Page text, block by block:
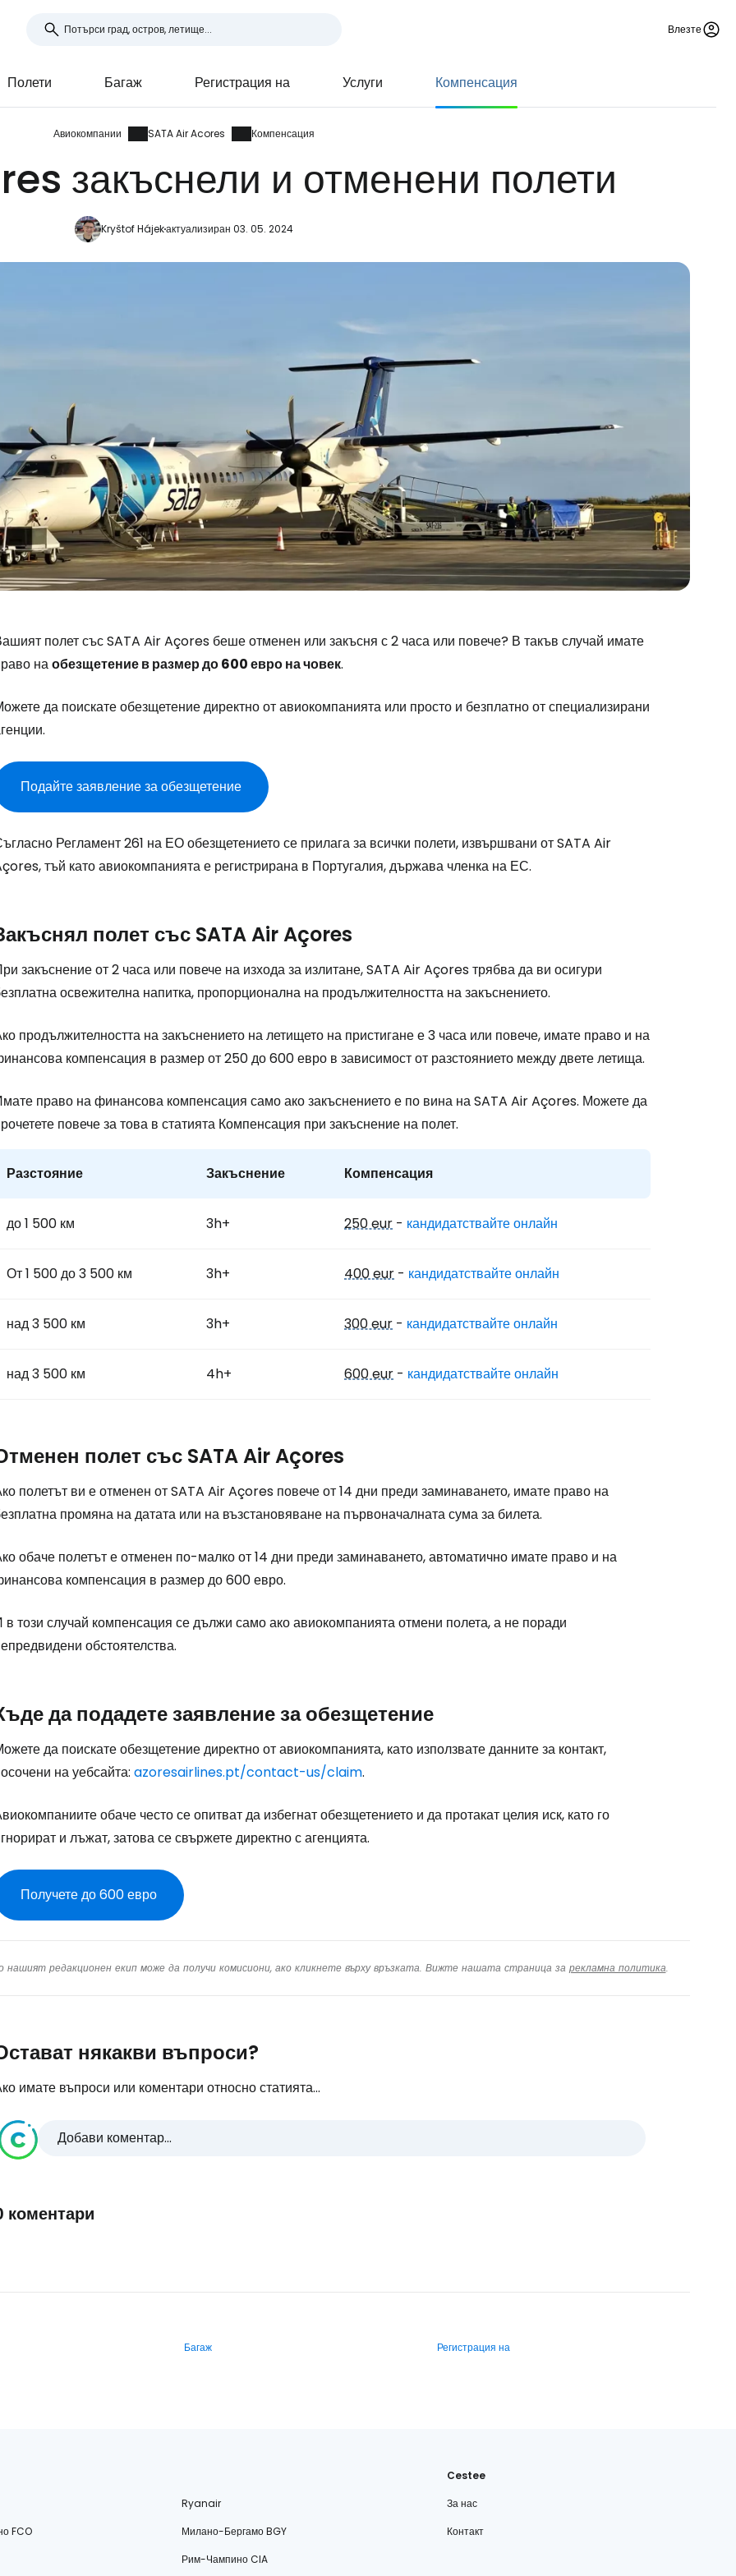
Влезте
Полети Багаж Регистрация на Услуги Компенсация
Авиокомпании SATA Air Acores Компенсация
закъснели и отменени полети
Kryštof Hájekактуализиран 03. 05. 2024
полет със SATA Air Açores беше отменен или закъсня с 2 часа или повече? В такъв случай имате
наобезщетение в размер до 600 евро на човек.
да поискате обезщетение директно от авиокомпанията или просто и безплатно от специализирани
Подайте заявление за обезщетение
Регламент 261 на ЕО обезщетението се прилага за всички полети, извършвани от SATA Air
тъй като авиокомпанията е регистрирана в Португалия, държава членка на ЕС.
полет със SATA Air Açores
закъснение от 2 часа или повече на изхода за излитане, SATA Air Açores трябва да ви осигури
освежителна напитка, пропорционална на продължителността на закъснението.
продължителността на закъснението на летището на пристигане е 3 часа или повече, имате право и на
компенсация в размер от 250 до 600 евро в зависимост от разстоянието между двете летища.
право на финансова компенсация само ако закъснението е по вина на SATA Air Açores. Можете да
повече за това в статията Компенсация при закъснение на полет.
Разстояние Закъснение Компенсация
до 1 500 км 3h+ 250 eur - кандидатствайте онлайн
От 1 500 до 3 500 км 3h+ 400 eur - кандидатствайте онлайн
над 3 500 км 3h+ 300 eur - кандидатствайте онлайн
над 3 500 км 4h+ 600 eur - кандидатствайте онлайн
полет със SATA Air Açores
полетът ви е отменен от SATA Air Açores повече от 14 дни преди заминаването, имате право на
промяна на датата или на възстановяване на първоначалната сума за билета.
обаче полетът е отменен по-малко от 14 дни преди заминаването, автоматично имате право и на
компенсация в размер до 600 евро.
в този случай компенсация се дължи само ако авиокомпанията отмени полета, а не поради
обстоятелства.
да подадете заявление за обезщетение
да поискате обезщетение директно от авиокомпанията, като използвате данните за контакт,
на уебсайта: azoresairlines.pt/contact-us/claim.
обаче често се опитват да избегнат обезщетението и да протакат целия иск, като го
и лъжат, затова се свържете директно с агенцията.
Получете до 600 евро
редакционен екип може да получи комисиони, ако кликнете върху връзката. Вижте нашата страница за рекламна политика.
някакви въпроси?
имате въпроси или коментари относно статията...
Добави коментар...
коментари
Багаж Регистрация на
Ryanair
FCO
Милано-Бергамо BGY
Рим-Чампино CIA
Cestee
За нас
Контакт
Влезте в Cestee
Продължете с имейл